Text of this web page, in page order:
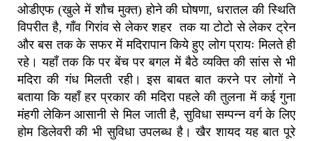
ओडीएफ (खुले में शौच मुक्त) होने की घोषणा, धरातल की स्थिति
विपरीत है, गाँव गिरांव से लेकर शहर तक या टोटो से लेकर ट्रेन
और बस तक के सफर में मदिरापान किये हुए लोग प्रायः मिलते ही
रहे। यहाँ तक कि पर बेंच पर बगल में बैठे व्यक्ति की सांस से भी
मदिरा की गंध मिलती रही। इस बाबत बात करने पर लोगों ने
बताया कि यहाँ हर प्रकार की मदिरा पहले की तुलना में कई गुना
मंहगी लेकिन आसानी से मिल जाती है, सुविधा सम्पन्न वर्ग के लिए
होम डिलेवरी की भी सुविधा उपलब्ध है। खैर शायद यह बात पूरे